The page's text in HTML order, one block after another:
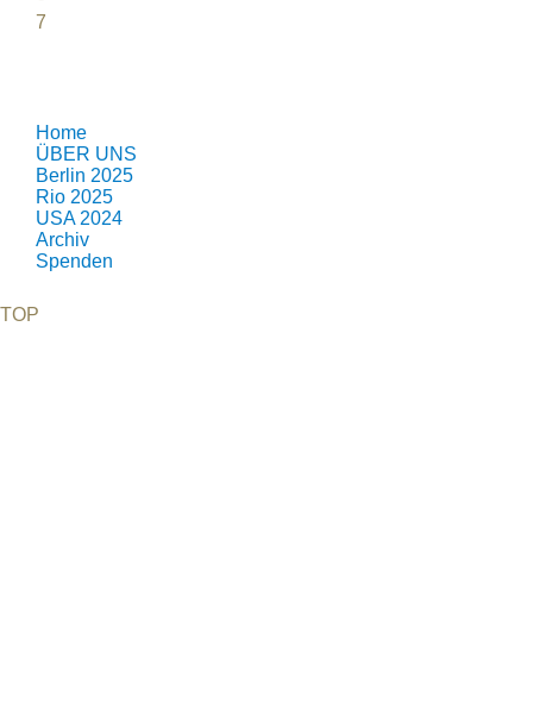
7
Home
ÜBER UNS
Berlin 2025
Rio 2025
USA 2024
Archiv
Spenden
TOP